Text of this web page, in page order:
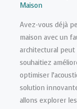
Maison
Avez-vous déjà
maison avec un
architectural
souhaitiez
optimiser
solution
allons explorer